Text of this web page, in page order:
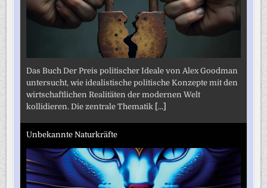
Das Buch Der Preis politischer Ideale von Alex Goodman
untersucht, wie idealistische politische Konzepte mit den
wirtschaftlichen Realitäten der modernen Welt
kollidieren. Die zentrale Thematik [...]
Unbekannte Naturkräfte